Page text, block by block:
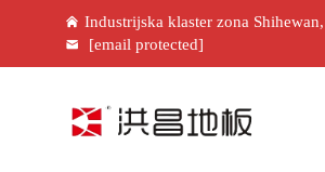
Industrijska klaster zona
[email protected]